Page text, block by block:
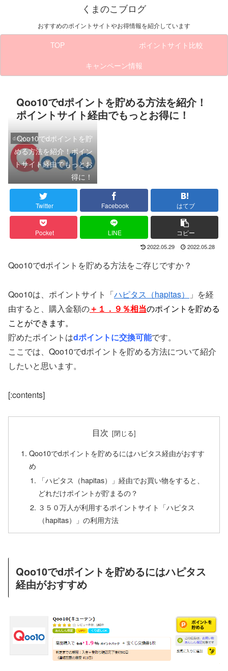
くまのこブログ
おすすめのポイントサイトやお得情報を紹介しています
TOP
ポイントサイト比較
キャンペーン情報
Qoo10でdポイントを貯める方法を紹介！
ポイントサイト経由でもっとお得に！
dポイント
Qoo10でdポイントを貯
める方法を紹介！ポイン
トサイト経由でもっとお
得に！
Twitter Facebook はてブ
Pocket LINE コピー
2022.05.29 2022.05.28
Qoo10でdポイントを貯める方法をご存じですか？
Qoo10は、ポイントサイト「ハピタス（hapitas）
」を経
由すると、購入金額の＋１．９％相当のポイントを貯める
ことができます。
貯めたポイントはdポイントに交換可能です。
ここでは、Qoo10でdポイントを貯める方法について紹介
したいと思います。
[:contents]
目次
Qoo10でdポイントを貯めるにはハピタス経由がおすす
め
「ハピタス（hapitas）」経由でお買い物をすると、
どれだけポイントが貯まるの？
３５０万人が利用するポイントサイト「ハピタス
（hapitas）」の利用方法
Qoo10でdポイントを貯めるにはハピタス
経由がおすすめ